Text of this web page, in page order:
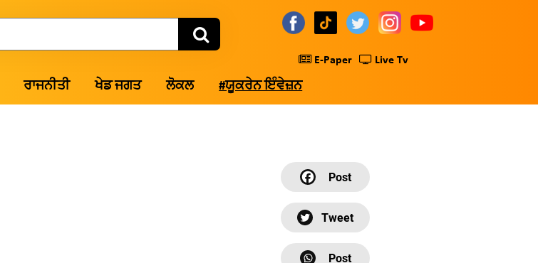
E-Paper Live Tv
ਰਾਜਨੀਤੀ ਖੇਡ ਜਗਤ ਲੋਕਲ #ਯੂਕਰੇਨ ਇੰਵੇਜ਼ਨ